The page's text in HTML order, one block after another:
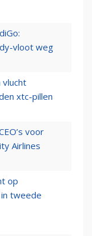
vloot weg
vlucht
xtc-pillen
voor
Airlines
op
tweede